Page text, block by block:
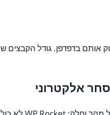
אותם בדפדפן. גודל
אלקטרוני